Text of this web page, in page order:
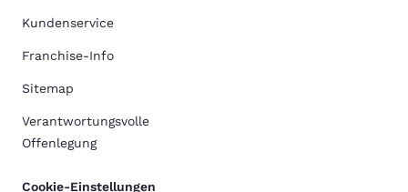
Kundenservice
Franchise-Info
Sitemap
Verantwortungsvolle
Offenlegung
Cookie-Einstellungen